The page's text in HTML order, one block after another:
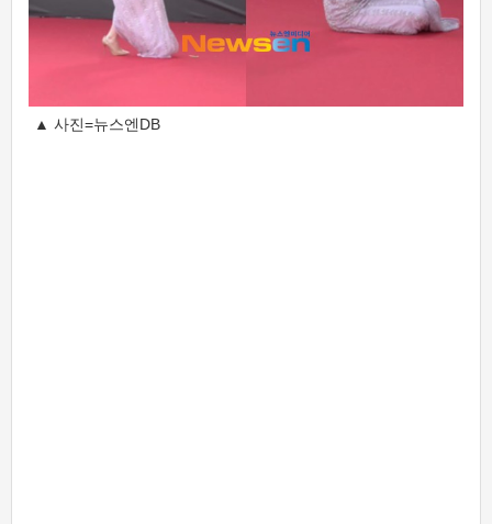
▲ 사진=뉴스엔DB